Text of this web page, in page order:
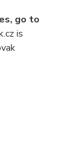
go to
is